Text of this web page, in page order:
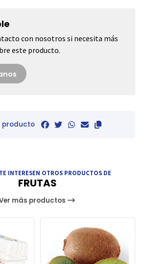
con nosotros si necesita más
este producto.
producto
INTERESEN OTROS PRODUCTOS DE
FRUTAS
más productos